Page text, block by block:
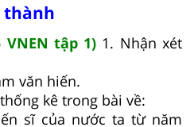
thành
VNEN tập 1) 1. Nhận xét
văn hiến.
kê trong bài về:
sĩ của nước ta từ năm